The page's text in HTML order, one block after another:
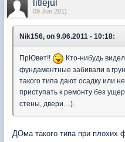
litlejul
09 Jun 2011
Nik156, on 9.06.2011 - 10:18:
ПрЮвет!!
Кто-нибудь
фундаментные забивали в
такого типа дают осадку или
приступать к ремонту без
стены, двери....).
ДОма такого типа при плохих